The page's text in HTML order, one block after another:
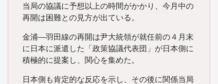
当局の協議に予想以上の時間がかかり、今月中の
再開は困難との見方が出ている。
金浦―羽田線の再開は尹大統領が就任前の４月末
に日本に派遣した「政策協議代表団」が日本側に
積極的に提案し、関心を集めた。
日本側も肯定的な反応を示し、その後に関係当局